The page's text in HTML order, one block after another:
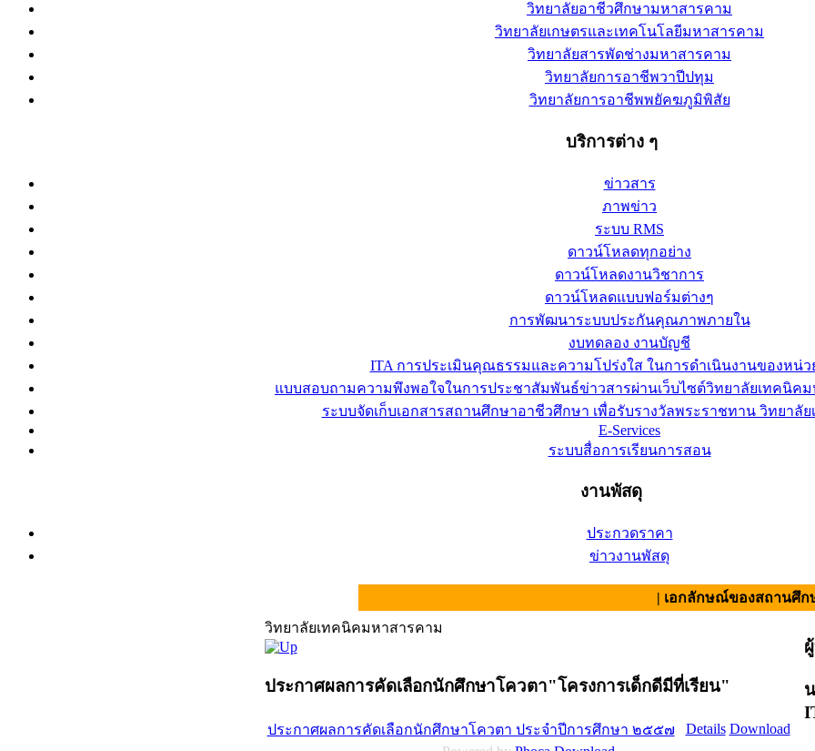
วิทยาลัยอาชีวศึกษามหาสารคาม
วิทยาลัยเกษตรและเทคโนโลยีมหาสารคาม
วิทยาลัยสารพัดช่างมหาสารคาม
วิทยาลัยการอาชีพวาปีปทุม
วิทยาลัยการอาชีพพยัคฆภูมิพิสัย
บริการต่าง ๆ
ข่าวสาร
ภาพข่าว
ระบบ RMS
ดาวน์โหลดทุกอย่าง
ดาวน์โหลดงานวิชาการ
ดาวน์โหลดแบบฟอร์มต่างๆ
การพัฒนาระบบประกันคุณภาพภายใน
งบทดลอง งานบัญชี
ITA การประเมินคุณธรรมและความโปร่งใส ในการดำเนินงานของหน่
แบบสอบถามความพึงพอใจในการประชาสัมพันธ์ข่าวสารผ่านเว็บไซต์วิทยาลัยเทคนิคม
ระบบจัดเก็บเอกสารสถานศึกษาอาชีวศึกษา เพื่อรับรางวัลพระราชทาน วิทยาลั
E-Services
ระบบสื่อการเรียนการสอน
งานพัสดุ
ประกวดราคา
ข่าวงานพัสดุ
| เอกลักษณ์ของสถานศึกษา :
วิทยาลัยเทคนิคมหาสารคาม
ประกาศผลการคัดเลือกนักศึกษาโควตา"โครงการเด็กดีมีที่เรียน"
ประกาศผลการคัดเลือกนักศึกษาโควตา ประจำปีการศึกษา ๒๕๕๗ Details Download